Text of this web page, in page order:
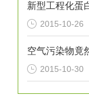
2015-10-26
2015-10-30